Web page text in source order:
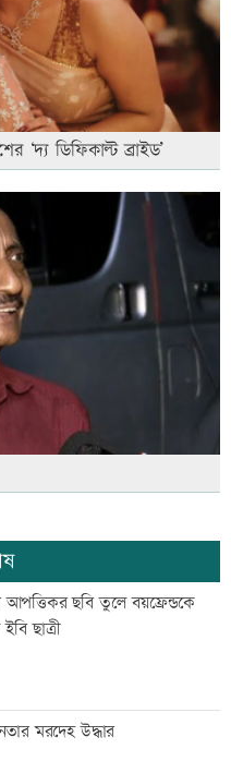
‘দ্য ডিফিকাল্ট ব্রাইড’
আপত্তিকর ছবি তুলে বয়ফ্রেন্ডকে
ছাত্রী
মরদেহ উদ্ধার